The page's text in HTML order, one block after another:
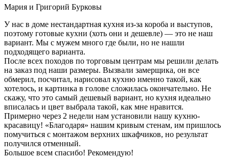
Мария и Григорий Бурковы
У нас в доме нестандартная кухня из-за короба и выступов,
поэтому готовые кухни (хоть они и дешевле) — это не наш
вариант. Мы с мужем много где были, но не нашли
подходящего варианта.
После всех походов по торговым центрам мы решили делать
на заказ под наши размеры. Вызвали замерщика, он все
обмерил, посчитал, нарисовал кухню именно такой, как
хотелось, и картинка в голове сложилась окончательно. Не
скажу, что это самый дешевый вариант, но кухня идеально
вписалась и цвет выбрала такой, как мне нравится.
Примерно через 2 недели нам установили нашу кухню-
красавицу! «Благодаря» нашим кривым стенам, им пришлось
помучиться с монтажом верхних шкафчиков, но результат
получился отменный.
Большое всем спасибо! Рекомендую!